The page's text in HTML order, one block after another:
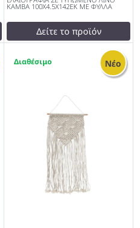
ΚΑΜΒΑ 100Χ4.5Χ142ΕΚ ΜΕ ΦΥΛΛΑ
Δείτε το προϊόν
ΕΛΑΙΟΓΡΑΦΙΑ ΣΕ
ΤΥΠΩΜΕΝΟ ΛΙΝΟ ΚΑΜΒΑ
Νέο